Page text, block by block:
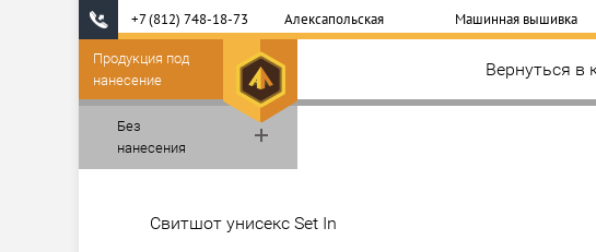
+7 (812) 748-18-73 Алексапольская Машинная вышивка
Вернуться в
Продукция под
нанесение
Без
нанесения
Свитшот унисекс Set In